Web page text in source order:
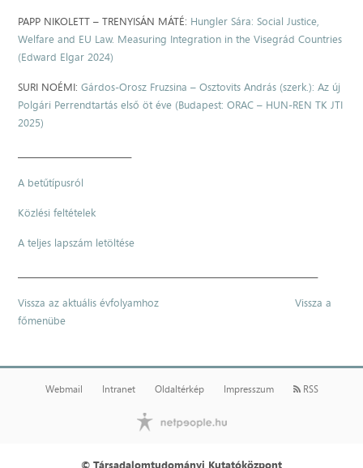
PAPP NIKOLETT – TRENYISÁN MÁTÉ: Hungler Sára: Social Justice,
Welfare and EU Law. Measuring Integration in the Visegrád Countries
(Edward Elgar 2024)
SURI NOÉMI:Gárdos-Orosz Fruzsina – Osztovits András (szerk.): Az új
Polgári Perrendtartás első öt éve (Budapest: ORAC – HUN-REN TK JTI
2025)
A betűtípusról
Közlési feltételek
A teljes lapszám letöltése
Vissza az aktuális évfolyamhoz
Vissza a
főmenübe
Webmail Intranet Oldaltérkép Impresszum RSS
© Társadalomtudományi Kutatóközpont